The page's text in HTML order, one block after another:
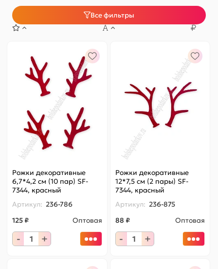
Все фильтры
Рожки декоративные
6,7*4,2 см (10 пар) SF-
7344, красный
Артикул: 236-786
125 ₽
Оптовая
- +
Рожки декоративные
12*7,5 см (2 пары) SF-
7344, красный
Артикул: 236-875
88 ₽
Оптовая
- +